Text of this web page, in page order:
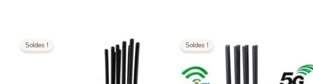
Soldes !
349,99€
399,99€
Soldes ! initial
1.399,00€.
actuel
est :
689,99€.